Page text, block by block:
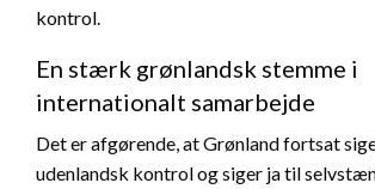
kontrol.
En stærk grønlandsk stemme i
internationalt samarbejde
Det er afgørende, at Grønland fortsat
udenlandsk kontrol og siger ja til